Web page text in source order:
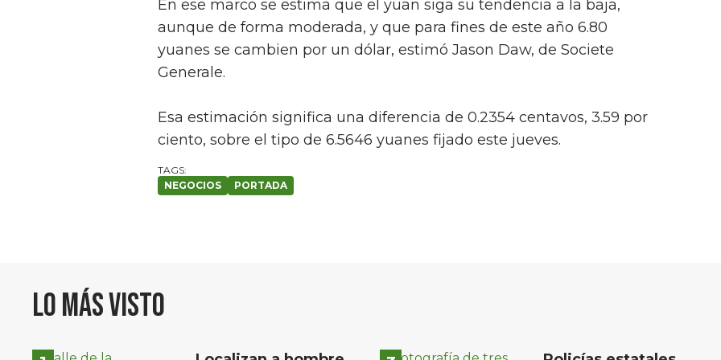
En ese marco se estima que el yuan siga su tendencia a la baja,
aunque de forma moderada, y que para fines de este año 6.80
yuanes se cambien por un dólar, estimó Jason Daw, de Societe
Generale.
Esa estimación significa una diferencia de 0.2354 centavos, 3.59 por
ciento, sobre el tipo de 6.5646 yuanes fijado este jueves.
NEGOCIOS PORTADA
Lo más visto